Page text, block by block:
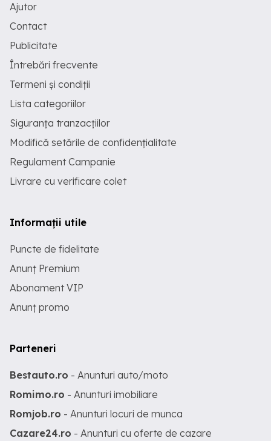
Ajutor
Contact
Publicitate
Întrebări frecvente
Termeni și condiții
Lista categoriilor
Siguranța tranzacțiilor
Modifică setările de confidențialitate
Regulament Campanie
Livrare cu verificare colet
Informații utile
Puncte de fidelitate
Anunț Premium
Abonament VIP
Anunț promo
Parteneri
Bestauto.ro - Anunturi auto/moto
Romimo.ro - Anunturi imobiliare
Romjob.ro - Anunturi locuri de munca
Cazare24.ro - Anunturi cu oferte de cazare